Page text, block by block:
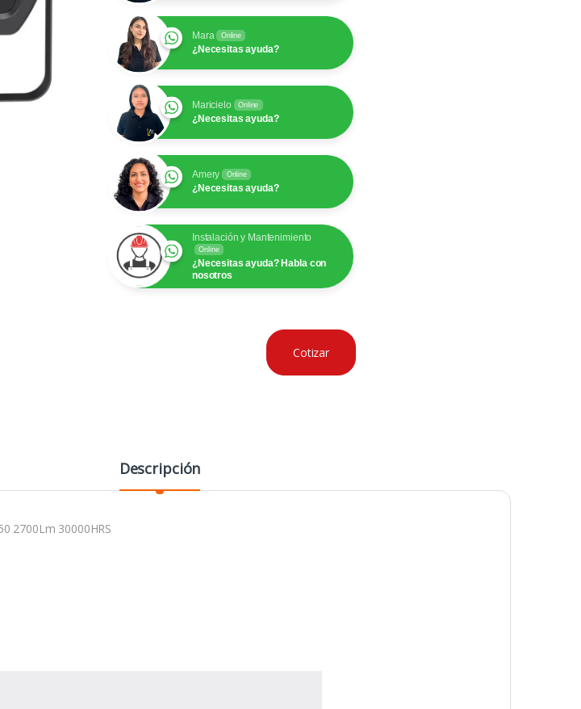
Mara Online
¿Necesitas ayuda?
Maricielo Online
¿Necesitas ayuda?
Amery Online
¿Necesitas ayuda?
Instalación y Mantenimiento
Online
¿Necesitas ayuda? Habla con
nosotros
Cotizar
Descripción
2700Lm 30000HRS